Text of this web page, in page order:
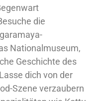
die
Nationalmuseum,
Geschichte des
dich von der
Szene verzaubern